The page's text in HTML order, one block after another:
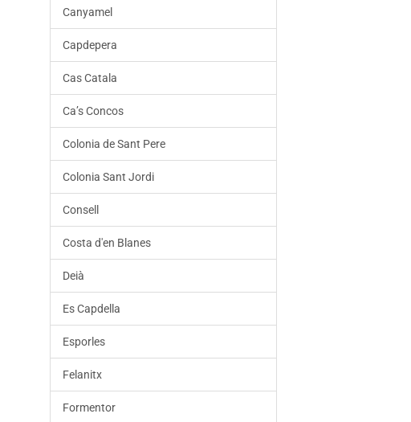
Canyamel
Capdepera
Cas Catala
Caʼs Concos
Colonia de Sant Pere
Colonia Sant Jordi
Consell
Costa d'en Blanes
Deià
Es Capdella
Esporles
Felanitx
Formentor